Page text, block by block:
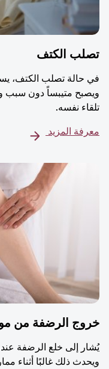
تصلب الكتف
في حالة تصلب الكتف،
ويصبح متيبساً دون سبب
تلقاء نفسه.
معرفة المزيد
خروج الرضفة من
يُشار إلى خلع الرضفة
ويحدث ذلك غالبًا أثناء